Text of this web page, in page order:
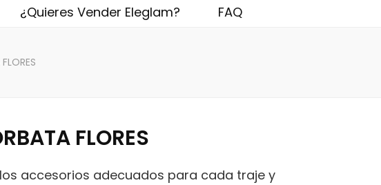
¿Quieres Vender Eleglam? FAQ
FLORES
accesorios adecuados para cada traje y